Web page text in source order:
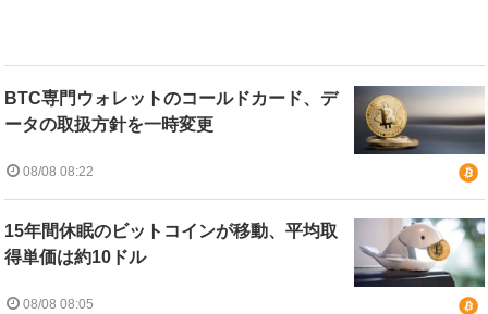
BTC専門ウォレットのコールドカード、デ
ータの取扱方針を一時変更
08/08 08:22
15年間休眠のビットコインが移動、平均取
得単価は約10ドル
08/08 08:05